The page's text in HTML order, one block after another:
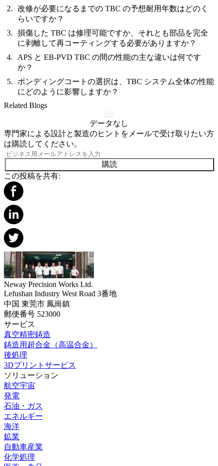
改修が必要になるまでの TBC の予想耐用年数はどのく
らいですか？
損傷した TBC は修理可能ですか、それとも部品を完全
に剥離して再コーティングする必要がありますか？
APS と EB-PVD TBC の間の性能の主な違いは何です
か？
ボンディングコートの選択は、TBC システム全体の性能
にどのように影響しますか？
Related Blogs
データなし
専門家による設計と製造のヒントをメールで受け取りたい方
は購読してください。
購読
この投稿を共有:
Neway Precision Works Ltd.
Lefushan Industry West Road 3番地
中国 東莞市 鳳崗鎮
郵便番号 523000
サービス
真空精密鋳造
鋳造用超合金（高温合金）
後処理
3Dプリントサービス
ソリューション
航空宇宙
発電
石油・ガス
エネルギー
海洋
鉱業
自動車産業
化学処理